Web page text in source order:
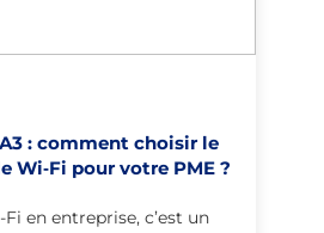
: comment choisir le
Wi‑Fi pour votre PME ?
en entreprise, c’est un